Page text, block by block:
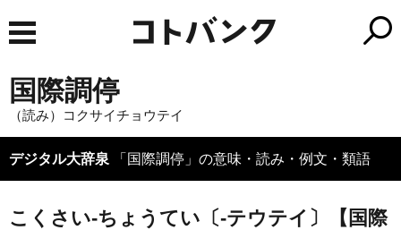
国際調停
（読み）コクサイチョウテイ
デジタル大辞泉 「国際調停」の意味・読み・例文・類語
こくさい‐ちょうてい〔‐テウテイ〕【国際